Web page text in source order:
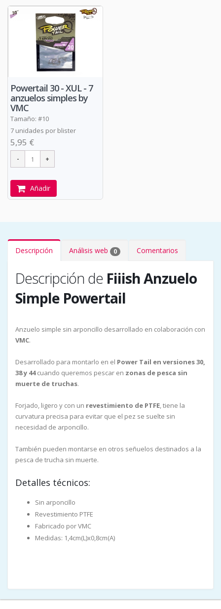
Powertail 30 - XUL - 7
anzuelos simples by
VMC
Tamaño: #10
7 unidades por blister
5,95 €
Añadir
Descripción Análisis web 0 Comentarios
Descripción de Fiiish Anzuelo
Simple Powertail
Anzuelo simple sin arponcillo desarrollado en colaboración con
VMC.
Desarrollado para montarlo en el Power Tail en versiones 30,
38 y 44cuando queremos pescar en zonas de pesca sin
muerte de truchas.
Forjado, ligero y con un revestimiento de PTFE, tiene la
curvatura precisa para evitar que el pez se suelte sin
necesidad de arponcillo.
También pueden montarse en otros señuelos destinados a la
pesca de trucha sin muerte.
Detalles técnicos:
Sin arponcillo
Revestimiento PTFE
Fabricado por VMC
Medidas: 1,4cm(L)x0,8cm(A)